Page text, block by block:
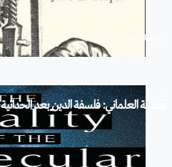
قدسية العلماني: فلسفة الدين بعد الحداثية